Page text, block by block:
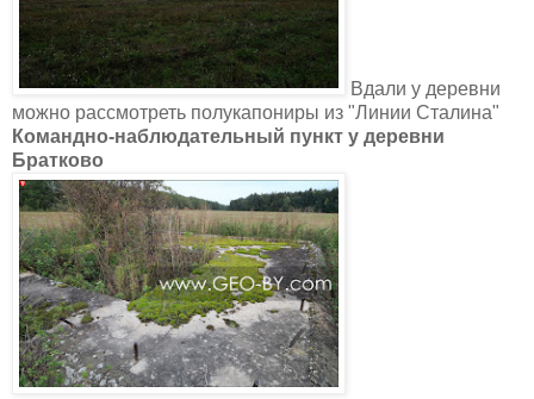
Вдали у деревни
можно рассмотреть полукапониры из "Линии Сталина"
Командно-наблюдательный пункт у деревни
Братково